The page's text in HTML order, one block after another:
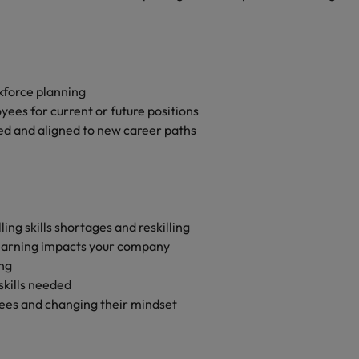
planning
for current or future positions
and aligned to new career paths
skills shortages and reskilling
impacts your company
needed
and changing their mindset